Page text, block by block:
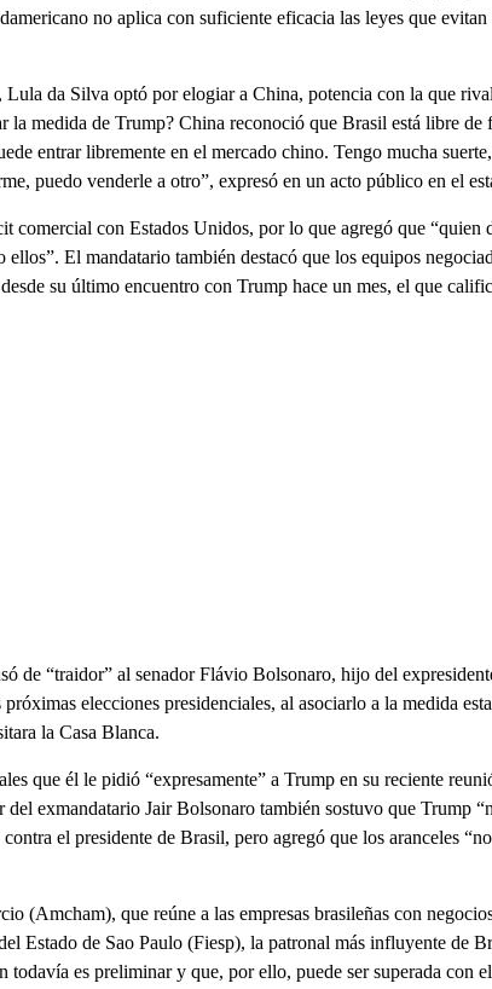
no aplica con suficiente eficacia las leyes que evitan
Lula da Silva optó por elogiar a China, potencia con la que
la medida de Trump? China reconoció que Brasil está libre de
entrar libremente en el mercado chino. Tengo mucha
puedo venderle a otro”, expresó en un acto público en el
comercial con Estados Unidos, por lo que agregó que “quien
ellos”. El mandatario también destacó que los equipos
su último encuentro con Trump hace un mes, el que
de “traidor” al senador Flávio Bolsonaro, hijo del
elecciones presidenciales, al asociarlo a la medida
la Casa Blanca.
que él le pidió “expresamente” a Trump en su reciente
exmandatario Jair Bolsonaro también sostuvo que Trump
el presidente de Brasil, pero agregó que los aranceles
(Amcham), que reúne a las empresas brasileñas con
Estado de Sao Paulo (Fiesp), la patronal más influyente de
todavía es preliminar y que, por ello, puede ser superada con